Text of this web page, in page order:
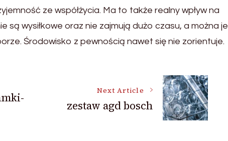
ze współżycia. Ma to także realny wpływ na
wysiłkowe oraz nie zajmują dużo czasu, a można je
Środowisko z pewnością nawet się nie zorientuje.
Next Article
zestaw agd bosch